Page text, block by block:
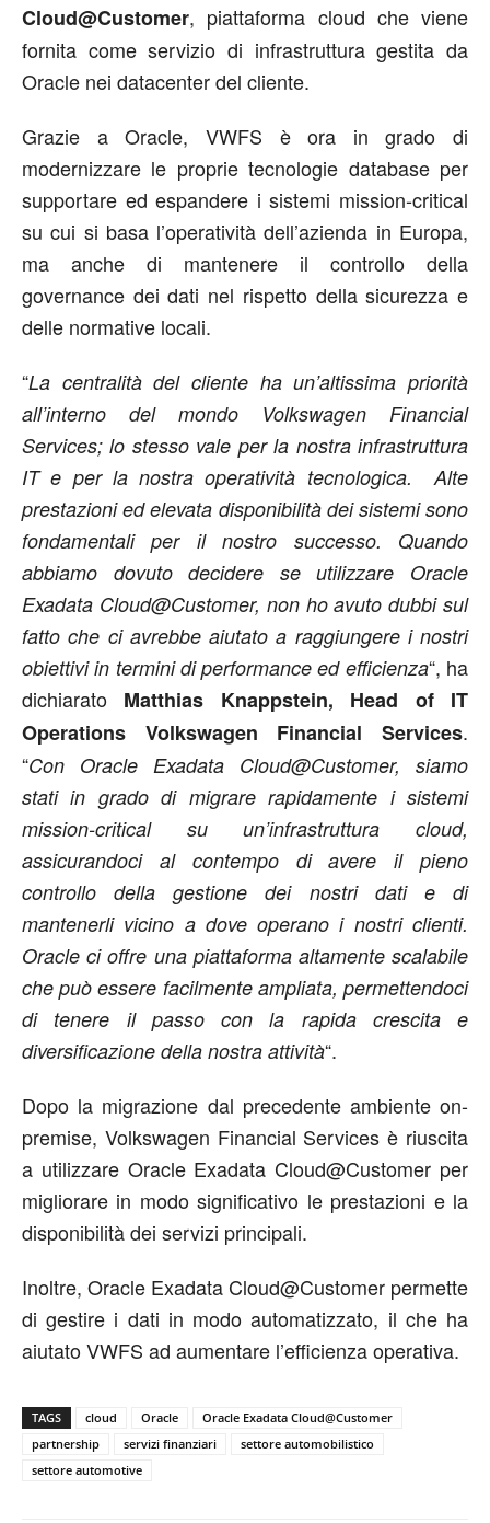
Cloud@Customer, piattaforma cloud che viene
fornita come servizio di infrastruttura gestita da
Oracle nei datacenter del cliente.
Grazie a Oracle, VWFS è ora in grado di
modernizzare le proprie tecnologie database per
supportare ed espandere i sistemi mission-critical
su cui si basa l’operatività dell’azienda in Europa,
ma anche di mantenere il controllo della
governance dei dati nel rispetto della sicurezza e
delle normative locali.
“La centralità del cliente ha un’altissima priorità
all’interno del mondo Volkswagen Financial
Services; lo stesso vale per la nostra infrastruttura
IT e per la nostra operatività tecnologica. Alte
prestazioni ed elevata disponibilità dei sistemi sono
fondamentali per il nostro successo. Quando
abbiamo dovuto decidere se utilizzare Oracle
Exadata Cloud@Customer, non ho avuto dubbi sul
fatto che ci avrebbe aiutato a raggiungere i nostri
obiettivi in termini di performance ed efficienza“, ha
dichiarato Matthias Knappstein, Head of IT
Operations Volkswagen Financial Services.
“Con Oracle Exadata Cloud@Customer, siamo
stati in grado di migrare rapidamente i sistemi
mission-critical su un’infrastruttura cloud,
assicurandoci al contempo di avere il pieno
controllo della gestione dei nostri dati e di
mantenerli vicino a dove operano i nostri clienti.
Oracle ci offre una piattaforma altamente scalabile
che può essere facilmente ampliata, permettendoci
di tenere il passo con la rapida crescita e
diversificazione della nostra attività“.
Dopo la migrazione dal precedente ambiente on-
premise, Volkswagen Financial Services è riuscita
a utilizzare Oracle Exadata Cloud@Customer per
migliorare in modo significativo le prestazioni e la
disponibilità dei servizi principali.
Inoltre, Oracle Exadata Cloud@Customer permette
di gestire i dati in modo automatizzato, il che ha
aiutato VWFS ad aumentare l’efficienza operativa.
TAGS cloud Oracle
Oracle Exadata Cloud@Customer
partnership
servizi finanziari
settore automobilistico
settore automotive